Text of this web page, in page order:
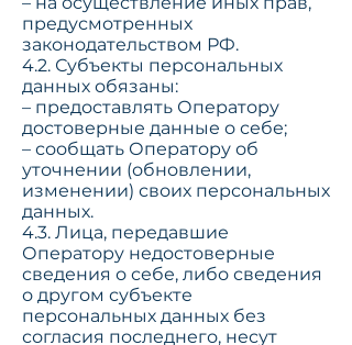
предусмотренных
законодательством РФ.
4.2. Субъекты персональных
данных обязаны:
– предоставлять Оператору
достоверные данные о себе;
– сообщать Оператору об
уточнении (обновлении,
изменении) своих персональных
данных.
4.3. Лица, передавшие
Оператору недостоверные
сведения о себе, либо сведения
о другом субъекте
персональных данных без
согласия последнего, несут